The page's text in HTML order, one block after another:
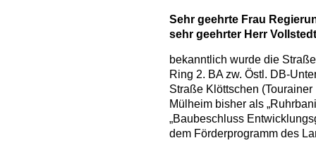
Sehr geehrte Frau
sehr geehrter Herr Vollstedt
bekanntlich wurde die
Ring 2. BA zw. Östl. DB-
Straße Klöttschen
Mülheim bisher als
„Baubeschluss
dem Förderprogramm des